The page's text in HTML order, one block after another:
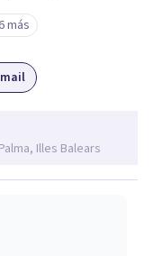
los alumnos del
colaboradora
así como en
y
más
Illes Balears